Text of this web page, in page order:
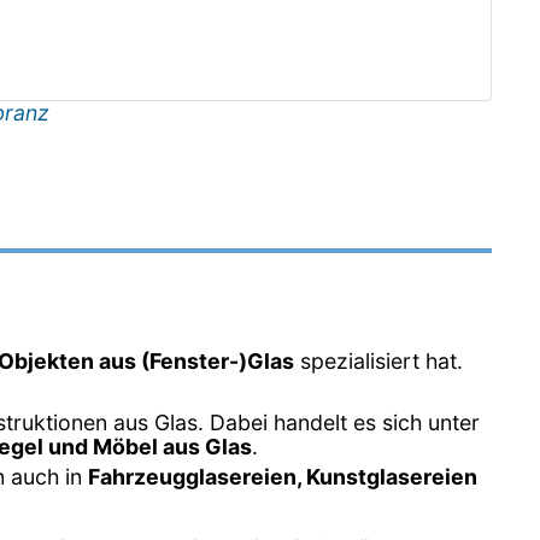
aus (Fenster-)Glas spezialisiert hat.
aus Glas. Dabei handelt es sich unter
und Möbel aus Glas.
auch in Fahrzeugglasereien, Kunstglasereien